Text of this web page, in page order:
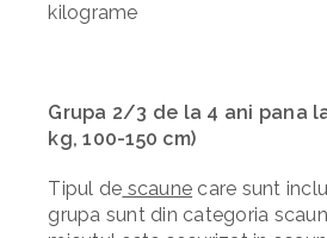
kilograme
Grupa 2/3 de la 4 ani pana
kg, 100-150 cm)
Tipul de scaune care sunt
grupa sunt din categoria